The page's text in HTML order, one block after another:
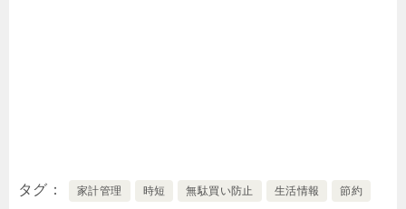
タグ 家計管理 時短 無駄買い防止 生活情報 節約